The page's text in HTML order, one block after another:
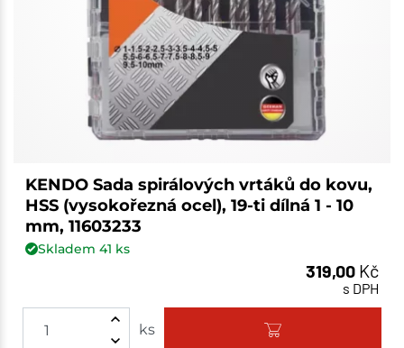
KENDO Sada spirálových vrtáků do kovu,
HSS (vysokořezná ocel), 19-ti dílná 1 - 10
mm, 11603233
Skladem 41 ks
319,00 Kč
s DPH
ks